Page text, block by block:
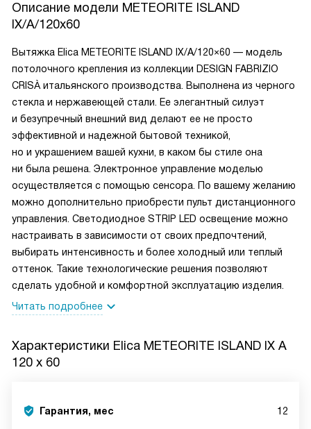
Описание модели METEORITE ISLAND
IX/A/120x60
Вытяжка Elica METEORITE ISLAND IX/A/120×60 — модель
потолочного крепления из коллекции DESIGN FABRIZIO
CRISÀ итальянского производства. Выполнена из черного
стекла и нержавеющей стали. Ее элегантный силуэт
и безупречный внешний вид делают ее не просто
эффективной и надежной бытовой техникой,
но и украшением вашей кухни, в каком бы стиле она
ни была решена. Электронное управление моделью
осуществляется с помощью сенсора. По вашему желанию
можно дополнительно приобрести пульт дистанционного
управления. Светодиодное STRIP LED освещение можно
настраивать в зависимости от своих предпочтений,
выбирать интенсивность и более холодный или теплый
оттенок. Такие технологические решения позволяют
сделать удобной и комфортной эксплуатацию изделия.
Читать подробнее
Характеристики Elica METEORITE ISLAND IX A
120 x 60
Гарантия, мес 12